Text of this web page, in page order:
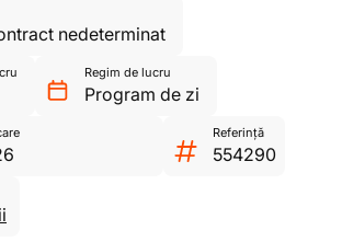
nedeterminat
Regim de lucru
Program de zi
Referință
554290